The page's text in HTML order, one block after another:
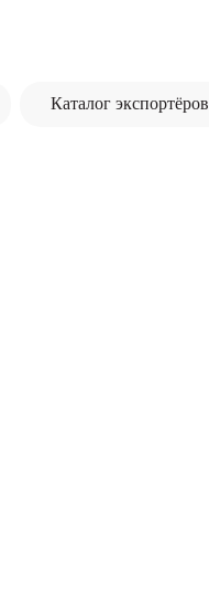
Каталог экспортёров